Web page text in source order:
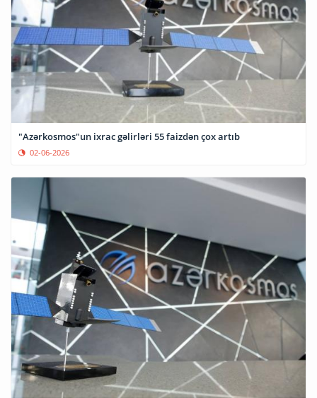
"Azərkosmos"un ixrac gəlirləri 55 faizdən çox artıb
02-06-2026